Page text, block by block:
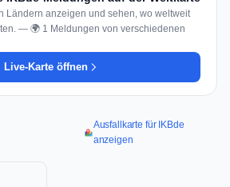
Ländern anzeigen und sehen, wo weltweit
— 🌍 1 Meldungen von verschiedenen
Live-Karte öffnen
Ausfallkarte für IKBde
anzeigen